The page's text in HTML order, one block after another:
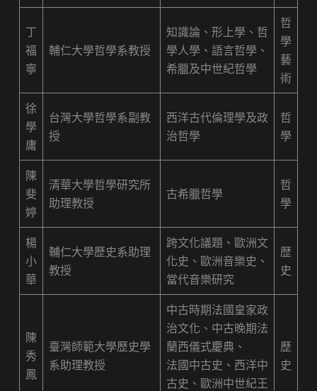
丁
福
寧
輔仁大學哲學系教授
知識論、形上學、哲
學人學、語言哲學、
希臘及中世紀哲學
哲
學
藝
術
徐
學
庸
台灣大學哲學系副教
授
西洋古代倫理學及政
治哲學
哲
學
陳
斐
婷
清華大學哲學研究所
助理教授
古希臘哲學
哲
學
楊
小
華
輔仁大學歷史系助理
教授
跨文化議題、歐洲文
化史、歐洲音樂史、
當代音樂研究
歴
史
陳
秀
鳳
臺灣師範大學歷史學
系助理教授
中古時期法國皇家政
治文化、中古晚期法
蘭西儀式慶典、
法國中古史、西洋中
古史、歐洲中世紀王
歷
史